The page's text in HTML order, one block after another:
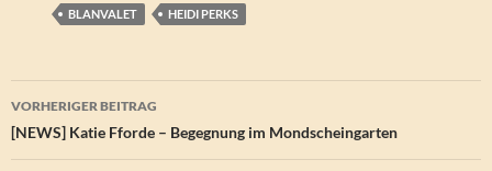
BLANVALET HEIDI PERKS
Beitragsnavigation
VORHERIGER BEITRAG
[NEWS] Katie Fforde – Begegnung im Mondscheingarten